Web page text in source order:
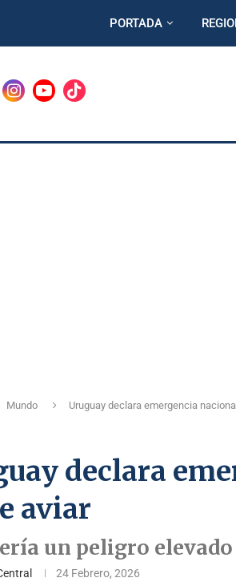
PORTADA
Mundo Uruguay declara emergencia
declara
aviar
un peligro
24 Febrero, 2026